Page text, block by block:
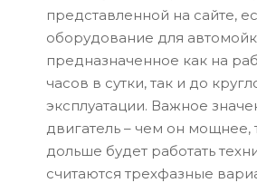
представленной на сайте,
оборудование для
предназначенное как на
часов в сутки, так и до
эксплуатации. Важное
двигатель – чем он мощнее,
дольше будет работать
считаются трехфазные